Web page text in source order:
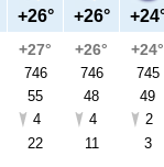
+26°
+27°
746
55
4
22
+26°
+26°
746
48
4
11
+24°
745
49
2
3